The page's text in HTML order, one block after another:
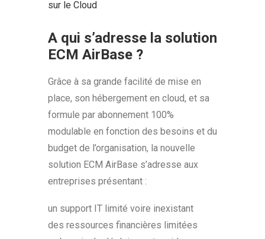
A qui s’adresse la solution
ECM AirBase ?
Grâce à sa grande facilité de mise en
place, son hébergement en cloud, et sa
formule par abonnement 100%
modulable en fonction des besoins et du
budget de l’organisation, la nouvelle
solution ECM AirBase s’adresse aux
entreprises présentant :
un support IT limité voire inexistant
des ressources financières limitées